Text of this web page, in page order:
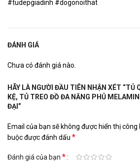
#tudepgiadinh #dogonoithat
ĐÁNH GIÁ
Chưa có đánh giá nào.
HÃY LÀ NGƯỜI ĐẦU TIÊN NHẬN XÉT “TỦ
KỆ, TỦ TREO ĐỒ ĐA NĂNG PHỦ
ĐẠI”
Email của bạn sẽ không được hiển thị công
buộc được đánh dấu *
Đánh giá của bạn *